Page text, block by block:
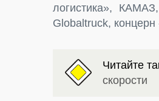
логистика»,
Globaltruck,
Читайте
скорости